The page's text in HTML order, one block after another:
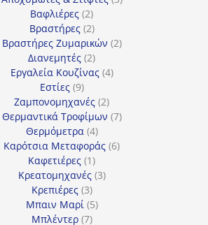
Βαφλιέρες 22
προϊόντα
Βραστήρες 22
προϊόντα
Βραστήρες Ζυμαρικών 22
Διανεμητές 22
προϊόντα
Εργαλεία Κουζίνας 44
Εστίες 99
προϊόντα
Ζαμπονομηχανές 22
προϊόντα
Θερμαντικά Τροφίμων 77
Θερμόμετρα 44
προϊόντα
Καρότσια Μεταφοράς 66
Καφετιέρες 11
προϊόν
Κρεατομηχανές 33
Κρεπιέρες 33
προϊόντα
Μπαιν Μαρί 55
Μπλέντερ 77